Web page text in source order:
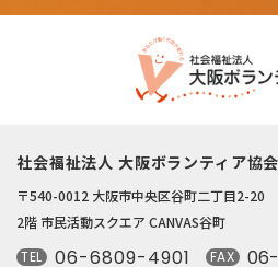
社会福祉法人 大阪ボランティア協会
〒540-0012 大阪市中央区谷町二丁目2-20
2階 市民活動スクエア CANVAS谷町
TEL 06-6809-4901 FAX